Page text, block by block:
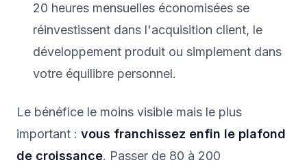
20 heures mensuelles économisées se
réinvestissent dans l'acquisition client, le
développement produit ou simplement dans
votre équilibre personnel.
Le bénéfice le moins visible mais le plus
important : vous franchissez enfin le plafond
de croissance. Passer de 80 à 200